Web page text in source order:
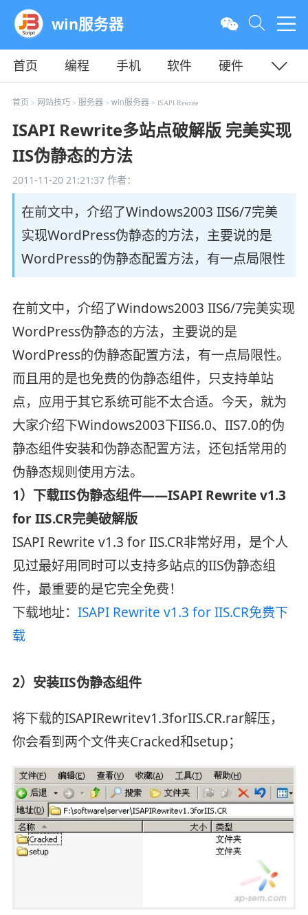
win服务器
首页 编程 手机 软件
硬件
教程
平面 服务器
首页 > 网站技巧 > 服务器> win服务器> ISAPI Rewrite
ISAPI Rewrite多站点破解版 完美实现
IIS伪静态的方法
2011-11-20 21:21:37作者：
在前文中，介绍了Windows2003 IIS6/7完美
实现WordPress伪静态的方法，主要说的是
WordPress的伪静态配置方法，有一点局限性
在前文中，介绍了Windows2003 IIS6/7完美实现
WordPress伪静态的方法，主要说的是
WordPress的伪静态配置方法，有一点局限性。
而且用的是也免费的伪静态组件，只支持单站
点，应用于其它系统可能不太合适。今天，就为
大家介绍下Windows2003下IIS6.0、IIS7.0的伪
静态组件安装和伪静态配置方法，还包括常用的
伪静态规则使用方法。
1）下载IIS伪静态组件——ISAPI Rewrite v1.3
for IIS.CR完美破解版
ISAPI Rewrite v1.3 for IIS.CR非常好用，是个人
见过最好用同时可以支持多站点的IIS伪静态组
件，最重要的是它完全免费！
下载地址： ISAPI Rewrite v1.3 for IIS.CR免费下
载
2）安装IIS伪静态组件
将下载的ISAPIRewritev1.3forIIS.CR.rar解压，
你会看到两个文件夹Cracked和setup；